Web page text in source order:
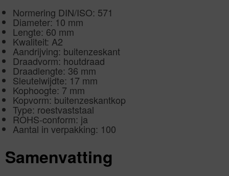
Normering DIN/ISO: 571
Diameter: 10 mm
Lengte: 60 mm
Kwaliteit: A2
Aandrijving: buitenzeskant
Draadvorm: houtdraad
Draadlengte: 36 mm
Sleutelwijdte: 17 mm
Kophoogte: 7 mm
Kopvorm: buitenzeskantkop
Type: roestvaststaal
ROHS-conform: ja
Aantal in verpakking: 100
Samenvatting